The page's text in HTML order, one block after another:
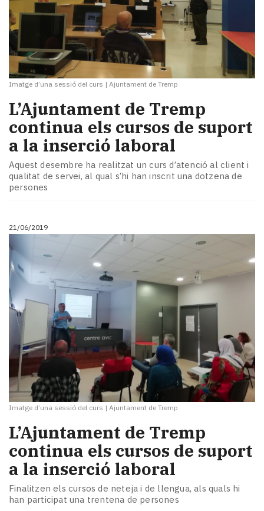
Imatge d’una sessió del curs | Ajuntament de Tremp
L’Ajuntament de Tremp
continua els cursos de suport
a la inserció laboral
Aquest desembre ha realitzat un curs d’atenció al client i
qualitat de servei, al qual s’hi han inscrit una dotzena de
persones
21/06/2019
Imatge d’una sessió del curs | Ajuntament de Tremp
L’Ajuntament de Tremp
continua els cursos de suport
a la inserció laboral
Finalitzen els cursos de neteja i de llengua, als quals hi
han participat una trentena de persones